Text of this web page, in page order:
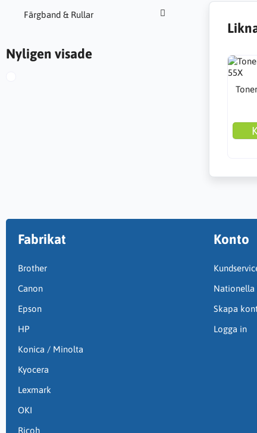
Färgband & Rullar
Nyligen visade
Fabrikat
Brother
Canon
Epson
HP
Konica / Minolta
Kyocera
Lexmark
OKI
Ricoh
Konto
Nationella
Skapa
Logga in